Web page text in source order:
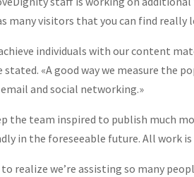
many visitors that you can find
individuals with our content
stated. «A good way we measure the
and social networking.»
the team inspired to publish much
in the foreseeable future. All work
realize we’re assisting so many